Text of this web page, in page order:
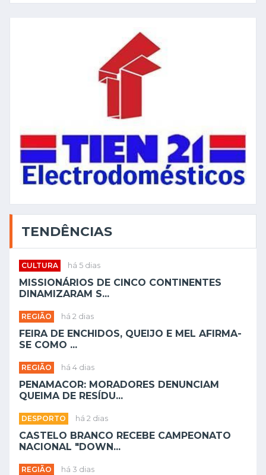
TENDÊNCIAS
CULTURA há 5 dias
MISSIONÁRIOS DE CINCO CONTINENTES
DINAMIZARAM S...
REGIÃO há 2 dias
FEIRA DE ENCHIDOS, QUEIJO E MEL AFIRMA-
SE COMO ...
REGIÃO há 4 dias
PENAMACOR: MORADORES DENUNCIAM
QUEIMA DE RESÍDU...
DESPORTO há 2 dias
CASTELO BRANCO RECEBE CAMPEONATO
NACIONAL "DOWN...
REGIÃO há 3 dias